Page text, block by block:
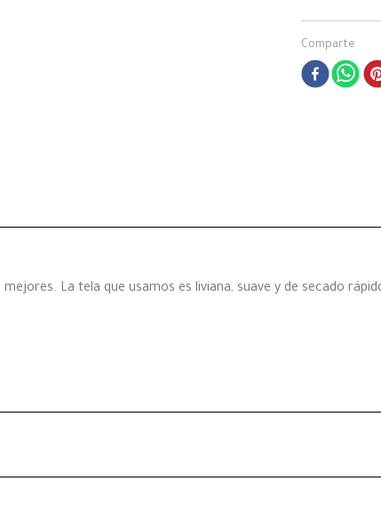
Comparte
La tela que usamos es liviana, suave y de secado